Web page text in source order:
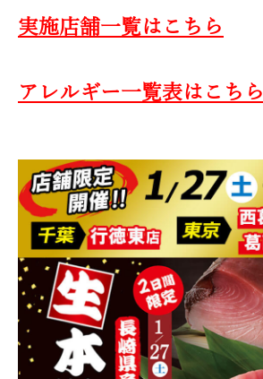
実施店舗一覧はこちら
アレルギー一覧表はこちら